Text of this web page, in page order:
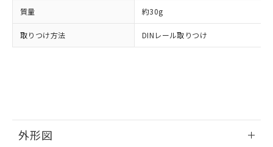
質量 約30g
取りつけ方法 DINレール取りつけ
外形図
お客様が当ウェブサイト上で当社にご
登録された部品リストについて、当社
および当社の共同利用者が、当社の製
品・サービスに関するお客様との取
※3 非含有証明書ダウンロード
下記の非含有証明書をダウンロードするこ
るもので、過去に遡って非含有を証明する
ものではありません。